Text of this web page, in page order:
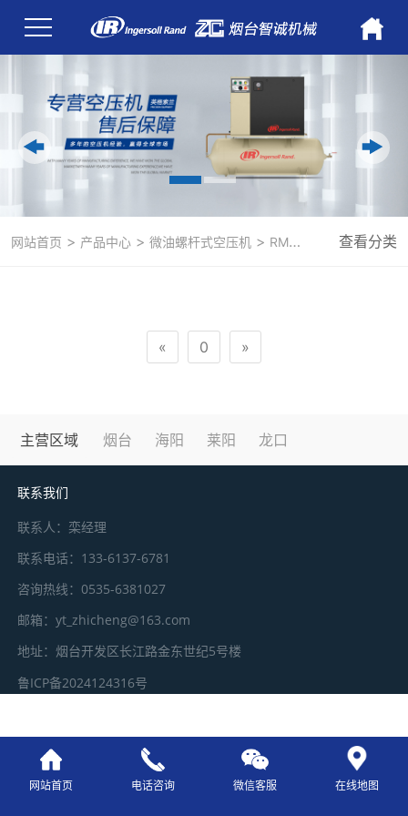
网站首页 > 产品中心 > 微油螺杆式空压机 > RM185-315kW 全新微油 查看分类
« 0 »
主营区域 烟台 海阳 莱阳 龙口
联系我们
联系人：栾经理
联系电话：133-6137-6781
咨询热线：0535-6381027
邮箱：yt_zhicheng@163.com
地址：烟台开发区长江路金东世纪5号楼
鲁ICP备2024124316号
网站首页 电话咨询 微信客服 在线地图